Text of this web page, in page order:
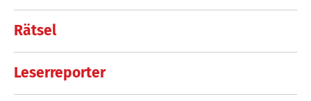
Rätsel
Leserreporter